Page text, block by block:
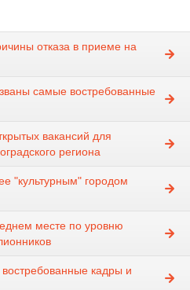
отказа в приеме на
самые востребованные
вакансий для
региона
"культурным" городом
месте по уровню
востребованные кадры и